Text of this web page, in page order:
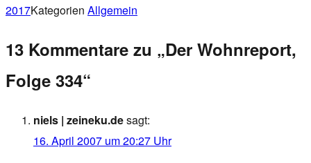
2017Kategorien Allgemein
13 Kommentare zu „Der Wohnreport,
Folge 334“
niels | zeineku.desagt:
16. April 2007 um 20:27 Uhr